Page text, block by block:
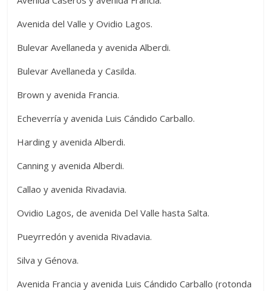
Avenida del Valle y Ovidio Lagos.
Bulevar Avellaneda y avenida Alberdi.
Bulevar Avellaneda y Casilda.
Brown y avenida Francia.
Echeverría y avenida Luis Cándido Carballo.
Harding y avenida Alberdi.
Canning y avenida Alberdi.
Callao y avenida Rivadavia.
Ovidio Lagos, de avenida Del Valle hasta Salta.
Pueyrredón y avenida Rivadavia.
Silva y Génova.
Avenida Francia y avenida Luis Cándido Carballo (rotonda